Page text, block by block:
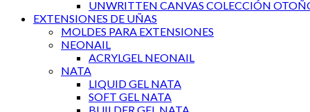
UNWRITTEN CANVAS COLECCIÓN
EXTENSIONES DE UÑAS
MOLDES PARA EXTENSIONES
NEONAIL
ACRYLGEL NEONAIL
NATA
LIQUID GEL NATA
SOFT GEL NATA